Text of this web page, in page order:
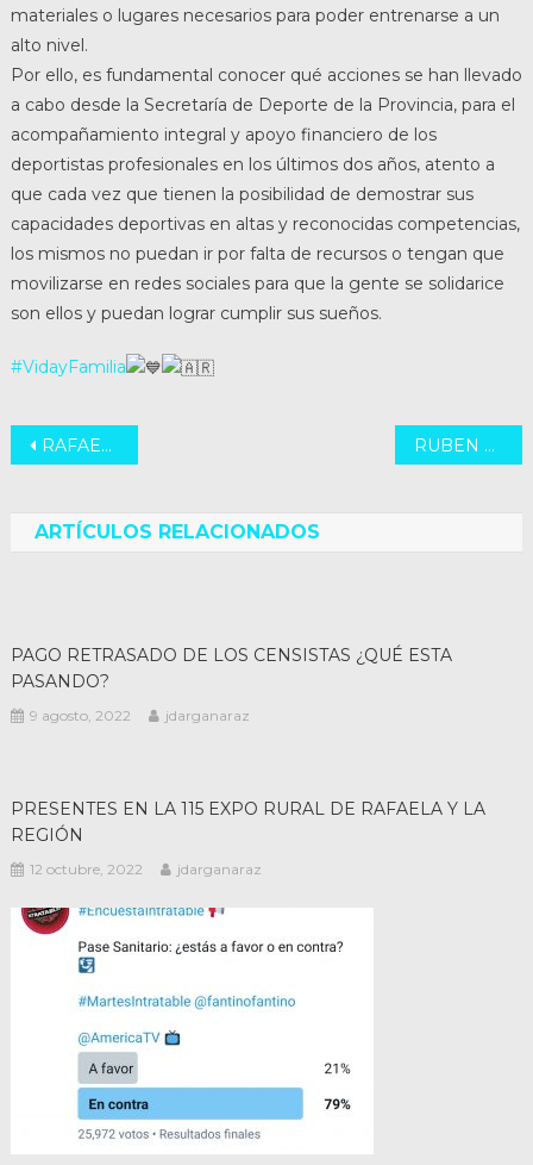
materiales o lugares necesarios para poder entrenarse a un
alto nivel.
Por ello, es fundamental conocer qué acciones se han llevado
a cabo desde la Secretaría de Deporte de la Provincia, para el
acompañamiento integral y apoyo financiero de los
deportistas profesionales en los últimos dos años, atento a
que cada vez que tienen la posibilidad de demostrar sus
capacidades deportivas en altas y reconocidas competencias,
los mismos no puedan ir por falta de recursos o tengan que
movilizarse en redes sociales para que la gente se solidarice
son ellos y puedan lograr cumplir sus sueños.
#VidayFamilia
Navegación
entradas
RAFAELA EN SERIO RUBEN RETAMAR Y MIGUEL HOFSTETTER *RECREO*
ARTÍCULOS RELACIONADOS
PAGO RETRASADO DE LOS CENSISTAS ¿QUÉ ESTA
PASANDO?
9 agosto, 2022 jdarganaraz
PRESENTES EN LA 115 EXPO RURAL DE RAFAELA Y LA
REGIÓN
12 octubre, 2022 jdarganaraz